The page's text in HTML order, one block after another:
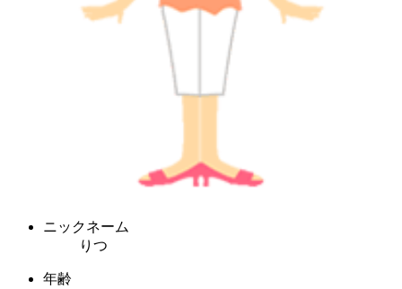
ニックネーム
りつ
年齢